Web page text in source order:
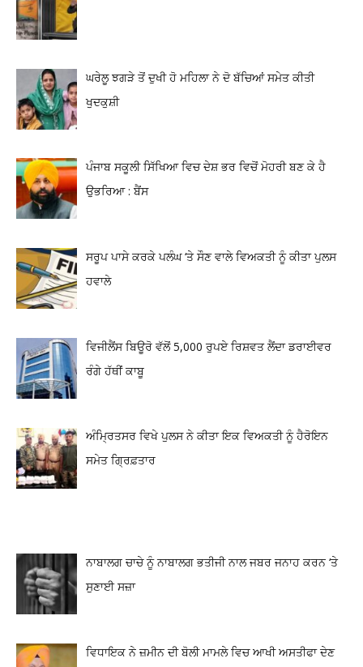
ਘਰੇਲੂ ਝਗੜੇ ਤੋਂ ਦੁਖੀ ਹੋ ਮਹਿਲਾ ਨੇ ਦੋ ਬੱਚਿਆਂ ਸਮੇਤ ਕੀਤੀ
ਖੁਦਕੁਸ਼ੀ
ਪੰਜਾਬ ਸਕੂਲੀ ਸਿੱਖਿਆ ਵਿਚ ਦੇਸ਼ ਭਰ ਵਿਚੋਂ ਮੋਹਰੀ ਬਣ ਕੇ ਹੈ
ਉਭਰਿਆ : ਬੈਂਸ
ਸਰੂਪ ਪਾਸੇ ਕਰਕੇ ਪਲੰਘ ‘ਤੇ ਸੌਣ ਵਾਲੇ ਵਿਅਕਤੀ ਨੂੰ ਕੀਤਾ ਪੁਲਸ
ਹਵਾਲੇ
ਵਿਜੀਲੈਂਸ ਬਿਊਰੋ ਵੱਲੋਂ 5,000 ਰੁਪਏ ਰਿਸ਼ਵਤ ਲੈਂਦਾ ਡਰਾਈਵਰ
ਰੰਗੇ ਹੱਥੀਂ ਕਾਬੂ
ਅੰਮ੍ਰਿਤਸਰ ਵਿਖੇ ਪੁਲਸ ਨੇ ਕੀਤਾ ਇਕ ਵਿਅਕਤੀ ਨੂੰ ਹੈਰੋਇਨ
ਸਮੇਤ ਗ੍ਰਿਫ਼ਤਾਰ
ਨਾਬਾਲਗ ਚਾਚੇ ਨੂੰ ਨਾਬਾਲਗ ਭਤੀਜੀ ਨਾਲ ਜਬਰ ਜਨਾਹ ਕਰਨ ‘ਤੇ
ਸੁਣਾਈ ਸਜ਼ਾ
ਵਿਧਾਇਕ ਨੇ ਜ਼ਮੀਨ ਦੀ ਬੋਲੀ ਮਾਮਲੇ ਵਿਚ ਆਖੀ ਅਸਤੀਫਾ ਦੇਣ